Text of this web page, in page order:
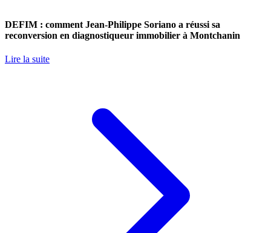
DEFIM : comment Jean-Philippe Soriano a réussi sa
reconversion en diagnostiqueur immobilier à Montchanin
Lire la suite